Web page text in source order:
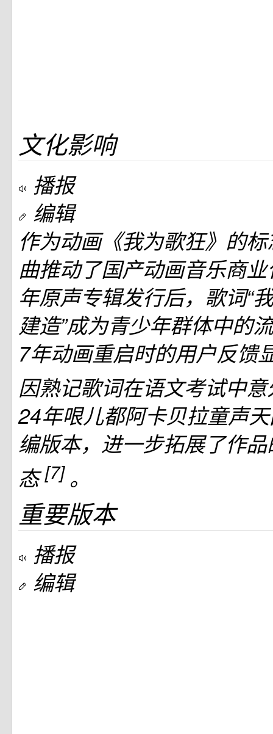
文化影响
播报
编辑
作为动画《我为歌狂》的
曲推动了国产动画音乐商
年原声专辑发行后，歌词“
建造”成为青少年群体中的
7年动画重启时的用户反馈
因熟记歌词在语文考试中
24年哏儿都阿卡贝拉童声
编版本，进一步拓展了作
态[7] 。
重要版本
播报
编辑